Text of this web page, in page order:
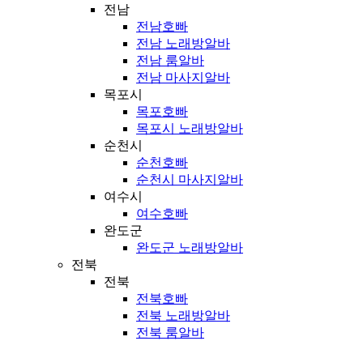
전남
전남호빠
전남 노래방알바
전남 룸알바
전남 마사지알바
목포시
목포호빠
목포시 노래방알바
순천시
순천호빠
순천시 마사지알바
여수시
여수호빠
완도군
완도군 노래방알바
전북
전북
전북호빠
전북 노래방알바
전북 룸알바